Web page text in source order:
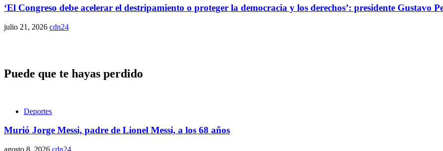
‘El Congreso debe acelerar el destripamiento o proteger la democracia y los derechos’: presidente Gustavo
julio 21, 2026 cdn24
Puede que te hayas perdido
Deportes
Murió Jorge Messi, padre de Lionel Messi, a los 68 años
agosto 8, 2026 cdn24